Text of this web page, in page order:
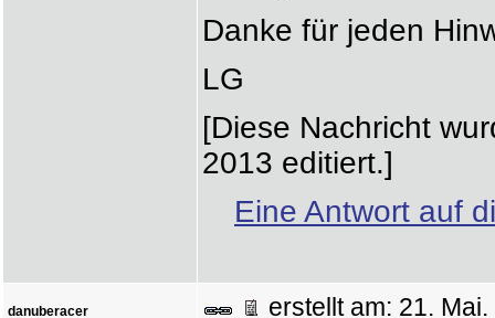
Danke für jeden
LG
[Diese Nachricht
2013 editiert.]
Eine Antwort auf
danuberacer
erstellt am: 21.